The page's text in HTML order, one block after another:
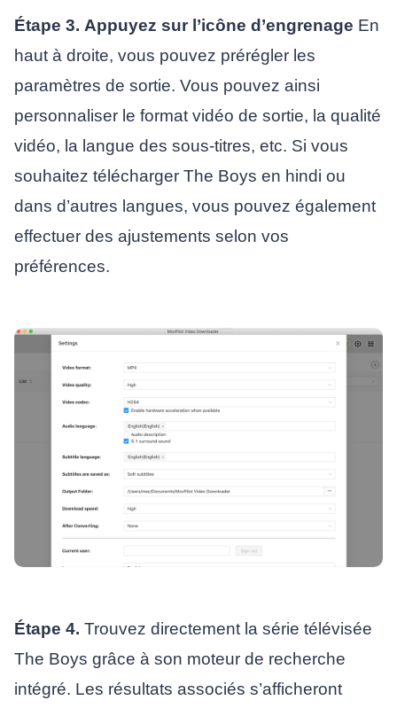
Étape 3. Appuyez sur l’icône d’engrenage En
haut à droite, vous pouvez prérégler les
paramètres de sortie. Vous pouvez ainsi
personnaliser le format vidéo de sortie, la qualité
vidéo, la langue des sous-titres, etc. Si vous
souhaitez télécharger The Boys en hindi ou
dans d’autres langues, vous pouvez également
effectuer des ajustements selon vos
préférences.
Étape 4. Trouvez directement la série télévisée
The Boys grâce à son moteur de recherche
intégré. Les résultats associés s’afficheront